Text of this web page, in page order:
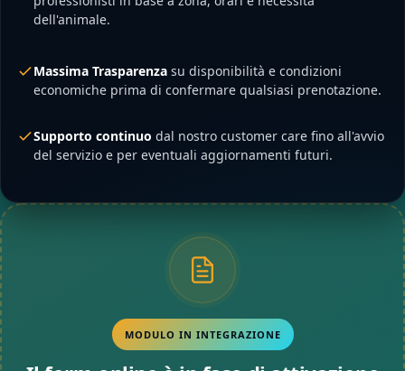
dell'animale.
Massima Trasparenza su disponibilità e condizioni
economiche prima di confermare qualsiasi prenotazione.
Supporto continuo dal nostro customer care fino all'avvio
del servizio e per eventuali aggiornamenti futuri.
MODULO IN INTEGRAZIONE